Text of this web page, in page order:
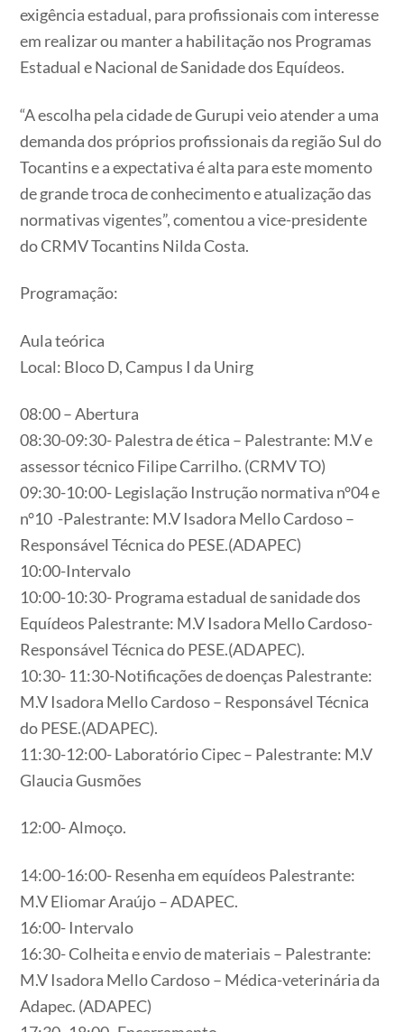
exigência estadual, para profissionais com interesse
em realizar ou manter a habilitação nos Programas
Estadual e Nacional de Sanidade dos Equídeos.
“A escolha pela cidade de Gurupi veio atender a uma
demanda dos próprios profissionais da região Sul do
Tocantins e a expectativa é alta para este momento
de grande troca de conhecimento e atualização das
normativas vigentes”, comentou a vice-presidente
do CRMV Tocantins Nilda Costa.
Programação:
Aula teórica
Local: Bloco D, Campus I da Unirg
08:00 – Abertura
08:30-09:30- Palestra de ética – Palestrante: M.V e
assessor técnico Filipe Carrilho. (CRMV TO)
09:30-10:00- Legislação Instrução normativa n°04 e
n°10 -Palestrante: M.V Isadora Mello Cardoso –
Responsável Técnica do PESE.(ADAPEC)
10:00-Intervalo
10:00-10:30- Programa estadual de sanidade dos
Equídeos Palestrante: M.V Isadora Mello Cardoso-
Responsável Técnica do PESE.(ADAPEC).
10:30- 11:30-Notificações de doenças Palestrante:
M.V Isadora Mello Cardoso – Responsável Técnica
do PESE.(ADAPEC).
11:30-12:00- Laboratório Cipec – Palestrante: M.V
Glaucia Gusmões
12:00- Almoço.
14:00-16:00- Resenha em equídeos Palestrante:
M.V Eliomar Araújo – ADAPEC.
16:00- Intervalo
16:30- Colheita e envio de materiais – Palestrante:
M.V Isadora Mello Cardoso – Médica-veterinária da
Adapec. (ADAPEC)